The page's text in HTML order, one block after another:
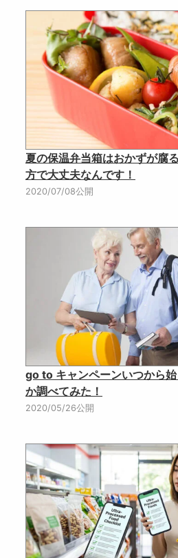
夏の保温弁当箱はおかずが腐
方で大丈夫なんです！
2020/07/08公開
go to キャンペーンいつから
か調べてみた！
2020/05/26公開